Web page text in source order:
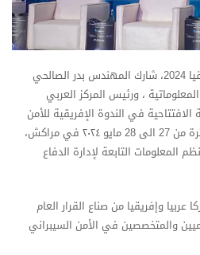
على هامش معرض جيتكس إفريقيا 2024، شارك المهندس بدر الصالحي
، ورئيس المركز العربي
الافتتاحية في الندوة الإفريقية للأمن
السيبراني والتي أقيمت في الفترة من 27 الى 28 مايو ٢٠٢٤ في مراكش،
المعلومات التابعة لإدارة الدفاع
فيه أكثر من 450 مشاركا عربيا وإفريقيا من صناع القرار العام
والمتخصصين في الأمن السيبراني